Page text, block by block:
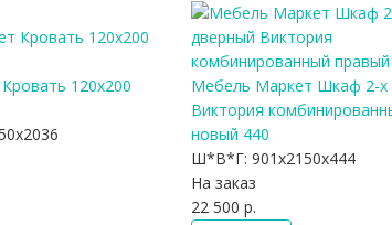
120х200
Мебель Маркет Шкаф 2-х
Виктория
новый 440
Ш*В*Г: 901x2150x444
На заказ
22 500 р.